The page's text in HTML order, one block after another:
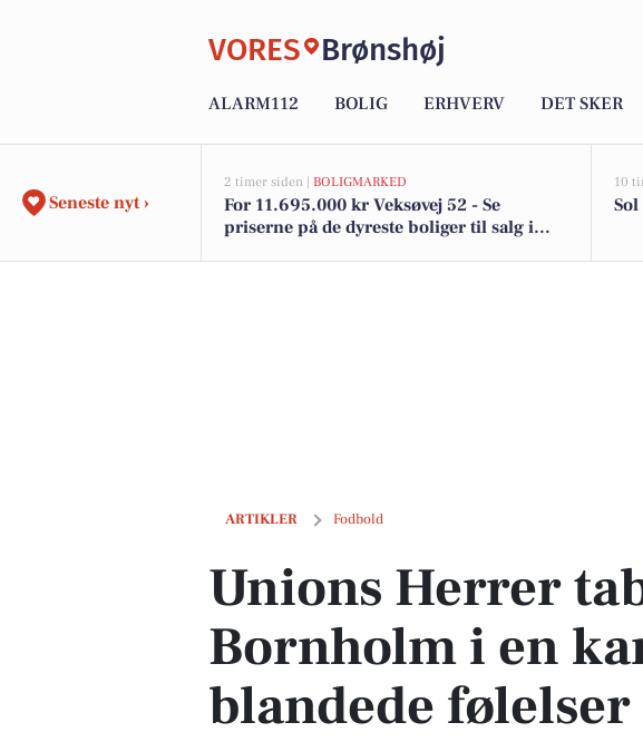
VORES Brønshøj
ALARM112 BOLIG ERHVERV DET SKER
Seneste nyt ›
2 timer siden | BOLIGMARKED
For 11.695.000 kr Veksøvej 52 - Se
priserne på de dyreste boliger til salg i
10
ARTIKLER Fodbold
Unions Herrer taber til NB Bornholm i en kamp med
Unions Herrer
Bornholm i en
blandede følelser